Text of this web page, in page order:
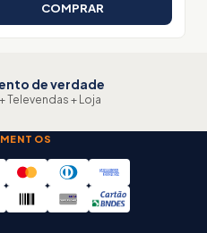
COMPRAR
de verdade
Televendas + Loja